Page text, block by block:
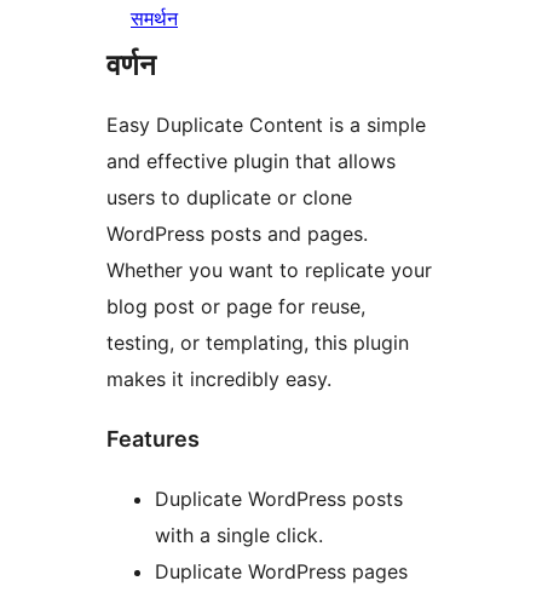
समर्थन
वर्णन
Easy Duplicate Content is a simple
and effective plugin that allows
users to duplicate or clone
WordPress posts and pages.
Whether you want to replicate your
blog post or page for reuse,
testing, or templating, this plugin
makes it incredibly easy.
Features
Duplicate WordPress posts
with a single click.
Duplicate WordPress pages